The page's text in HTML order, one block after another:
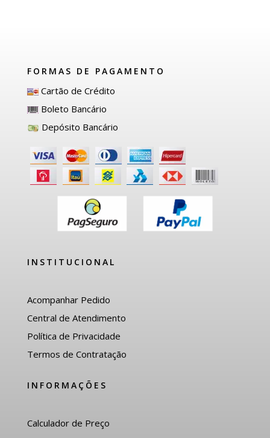
FORMAS DE PAGAMENTO
Cartão de Crédito
Boleto Bancário
Depósito Bancário
INSTITUCIONAL
Acompanhar Pedido
Central de Atendimento
Política de Privacidade
Termos de Contratação
INFORMAÇÕES
Calculador de Preço